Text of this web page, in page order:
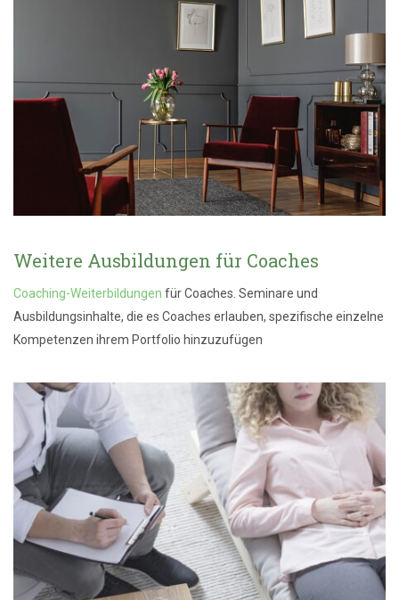
Weitere Ausbildungen für Coaches
Coaching-Weiterbildungen für Coaches. Seminare und
Ausbildungsinhalte, die es Coaches erlauben, spezifische einzelne
Kompetenzen ihrem Portfolio hinzuzufügen